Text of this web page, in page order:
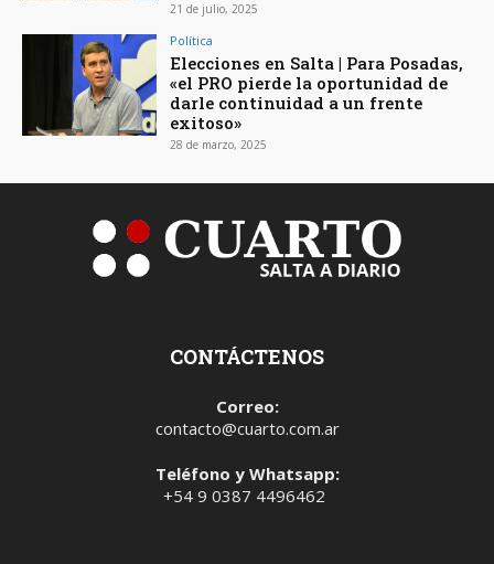
21 de julio, 2025
Política
Elecciones en Salta | Para Posadas,
«el PRO pierde la oportunidad de
darle continuidad a un frente
exitoso»
28 de marzo, 2025
CONTÁCTENOS
Correo:
contacto@cuarto.com.ar
Teléfono y Whatsapp:
+54 9 0387 4496462